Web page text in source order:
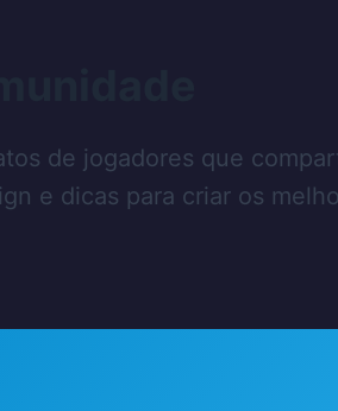
de jogadores que
e dicas para criar os